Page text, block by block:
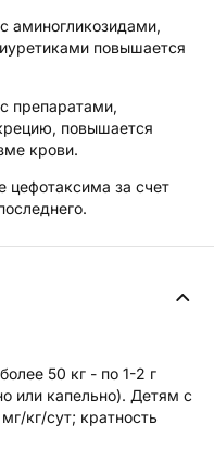
аминогликозидами,
повышается
препаратами,
повышается
крови.
цефотаксима за счет
50 кг - по 1-2 г
или капельно). Детям с
кг/сут; кратность